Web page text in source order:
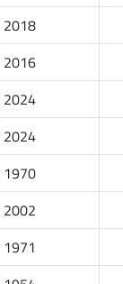
2018
2016
2024
2024
1970
2002
1971